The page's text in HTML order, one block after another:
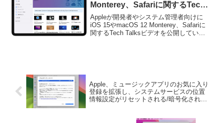
Monterey、Safariに関するTech
Talksビデオを公開。
Appleが開発者やシステム管理者向けに
iOS 15やmacOS 12 Monterey、Safariに
関するTech Talksビデオを公開していま
Apple、ミュージックアプリのお気に入り
登録を拡張し、システムサービスの位置
情報設定がリセットされる/暗号化された